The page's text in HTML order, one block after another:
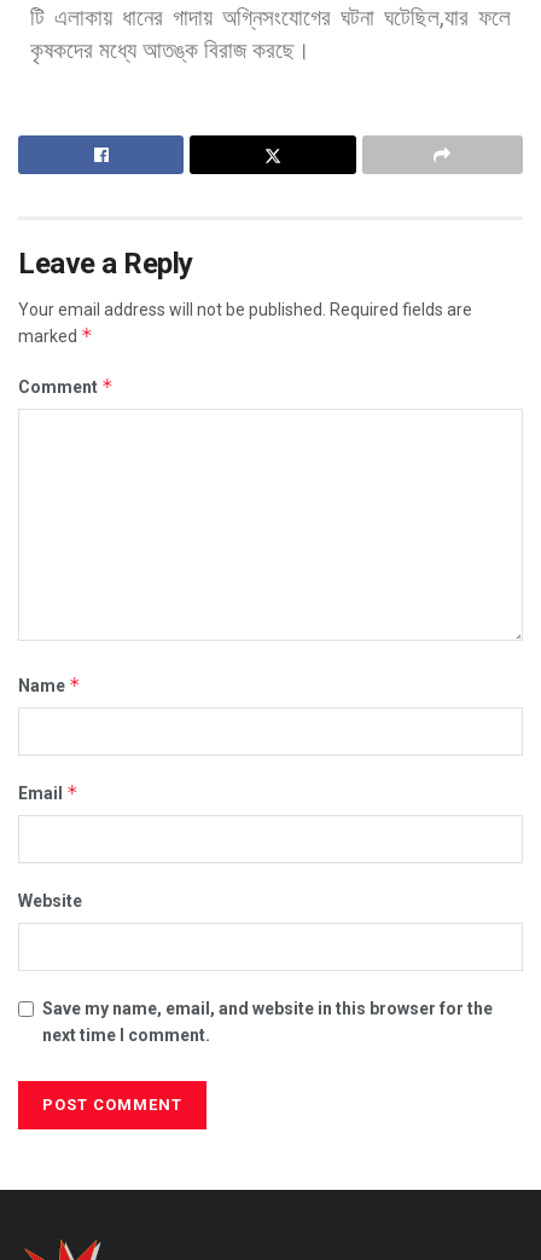
টি এলাকায় ধানের গাদায় অগ্নিসংযোগের ঘটনা ঘটেছিল,যার ফলে
কৃষকদের মধ্যে আতঙ্ক বিরাজ করছে।
Leave a Reply
Your email address will not be published.
Required fields are
marked *
Comment *
Name *
Email *
Website
Save my name, email, and website in this browser for the
next time I comment.